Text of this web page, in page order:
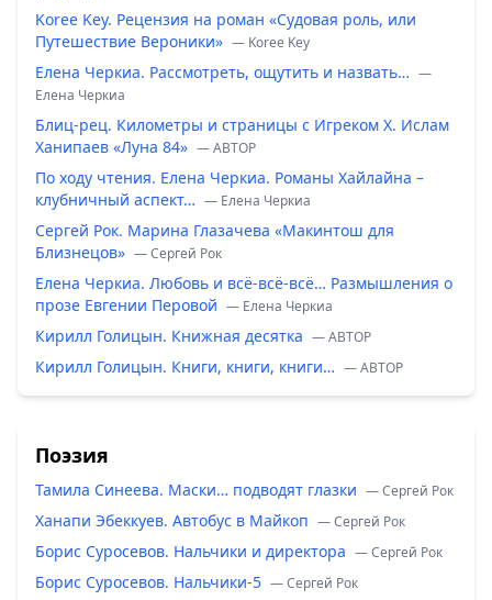
Koree Key. Рецензия на роман «Судовая роль, или
Путешествие Вероники» — Koree Key
Елена Черкиа. Рассмотреть, ощутить и назвать… —
Елена Черкиа
Блиц-рец. Километры и страницы с Игреком Х. Ислам
Ханипаев «Луна 84» — ABTOP
По ходу чтения. Елена Черкиа. Романы Хайлайна –
клубничный аспект… — Елена Черкиа
Сергей Рок. Марина Глазачева «Макинтош для
Близнецов» — Сергей Рок
Елена Черкиа. Любовь и всё-всё-всё… Размышления о
прозе Евгении Перовой — Елена Черкиа
Кирилл Голицын. Книжная десятка — ABTOP
Кирилл Голицын. Книги, книги, книги… — ABTOP
Поэзия
Тамила Синеева. Маски… подводят глазки — Сергей Рок
Ханапи Эбеккуев. Автобус в Майкоп — Сергей Рок
Борис Суросевов. Нальчики и директора — Сергей Рок
Борис Суросевов. Нальчики-5 — Сергей Рок